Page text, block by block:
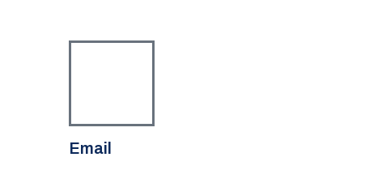
Email